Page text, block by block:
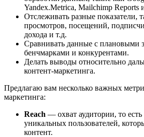
Yandex.Metrica, Mailchimp Reports
Отслеживать разные показатели,
просмотров, посещений,
дохода и т.д.
Сравнивать данные с плановыми
бенчмарками и конкурентами.
Делать выводы относительно
контент-маркетинга.
Предлагаю вам несколько важных
маркетинга:
Reach — охват аудитории, то есть
уникальных пользователей,
контент.